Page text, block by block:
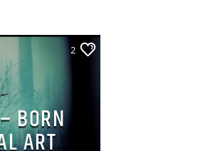
2
BORN
ART